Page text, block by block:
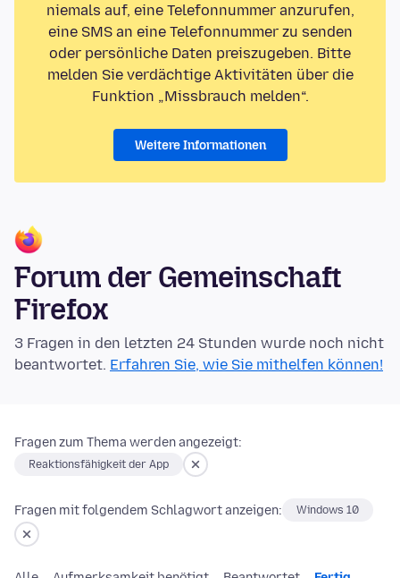
niemals auf, eine Telefonnummer anzurufen,
eine SMS an eine Telefonnummer zu senden
oder persönliche Daten preiszugeben. Bitte
melden Sie verdächtige Aktivitäten über die
Funktion „Missbrauch melden“.
Weitere Informationen
Forum der Gemeinschaft
Firefox
3 Fragen in den letzten 24 Stunden wurde noch nicht
beantwortet. Erfahren Sie, wie Sie mithelfen können!
Fragen zum Thema werden angezeigt:
Reaktionsfähigkeit der App
Fragen mit folgendem Schlagwort anzeigen: Windows 10